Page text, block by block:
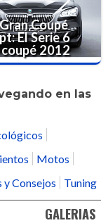
Coupé
El Serie 6
coupé 2012
en las
Motos
y Consejos Tuning
GALERIAS